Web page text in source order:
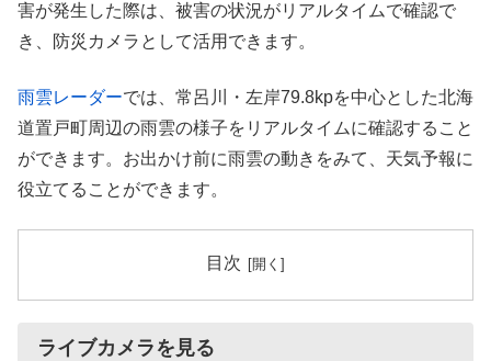
害が発生した際は、被害の状況がリアルタイムで確認で
き、防災カメラとして活用できます。
雨雲レーダーでは、常呂川・左岸79.8kpを中心とした北海
道置戸町周辺の雨雲の様子をリアルタイムに確認すること
ができます。お出かけ前に雨雲の動きをみて、天気予報に
役立てることができます。
目次
ライブカメラを見る